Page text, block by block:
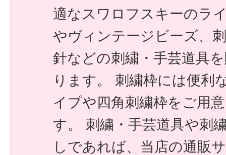
適なスワロフスキーのラ
やヴィンテージビーズ、
針などの刺繍・手芸道具
ります。 刺繍枠には便利
イプや四角刺繍枠をご用
す。 刺繍・手芸道具や刺
しであれば、当店の通販